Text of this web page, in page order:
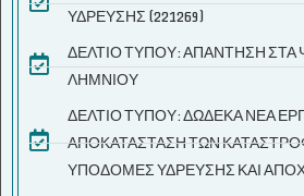
ΥΔΡΕΥΣΗΣ (221269)
ΔΕΛΤΙΟ ΤΥΠΟΥ: ΑΠΑΝΤΗΣΗ
ΛΗΜΝΙΟΥ
ΔΕΛΤΙΟ ΤΥΠΟΥ: ΔΩΔΕΚΑ ΝΕΑ
ΑΠΟΚΑΤΑΣΤΑΣΗ ΤΩΝ
ΥΠΟΔΟΜΕΣ ΥΔΡΕΥΣΗΣ ΚΑΙ